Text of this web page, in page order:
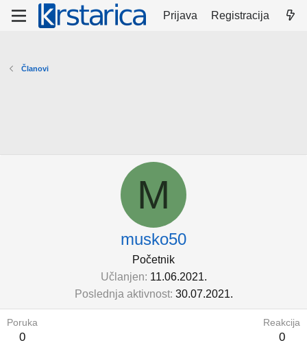
Prijava Registracija
Članovi
M
musko50
Početnik
Učlanjen 11.06.2021.
Poslednja aktivnost 30.07.2021.
Poruka
0
Reakcija
0